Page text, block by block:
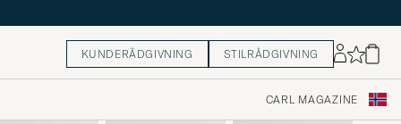
KUNDERÅDGIVNING STILRÅDGIVNING
CARL MAGAZINE